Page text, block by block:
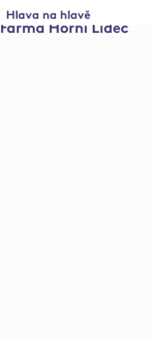
Hlava na hlavě
Farma Horní Lideč